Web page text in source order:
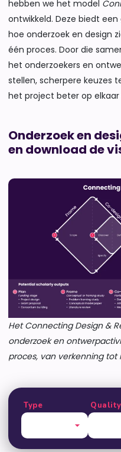
hebben we het model
ontwikkeld. Deze biedt
hoe onderzoek en design
één proces. Door die
het onderzoekers en
stellen, scherpere keuzes
het project beter op
Onderzoek en
en download de
Het Connecting Design &
onderzoek en
proces, van verkenning
Type Quality